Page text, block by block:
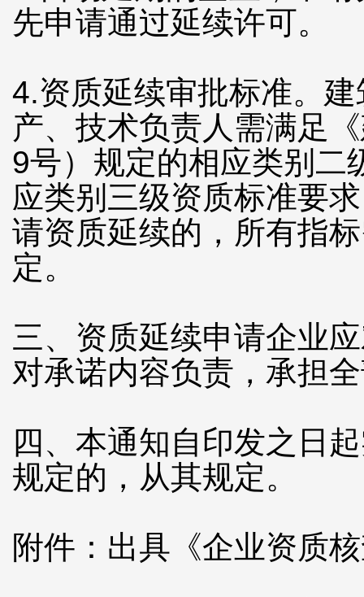
先申请通过延续许可。
4.资质延续审批标准。
产、技术负责人需满足
9号）规定的相应类别二
应类别三级资质标准要
请资质延续的，所有指
定。
三、资质延续申请企业
对承诺内容负责，承担
四、本通知自印发之日
规定的，从其规定。
附件：出具《企业资质